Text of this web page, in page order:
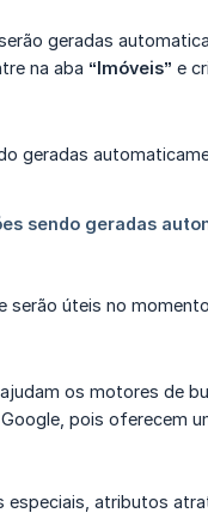
geradas
na aba “Imóveis” e
úteis no
os motores de
pois oferecem
atributos